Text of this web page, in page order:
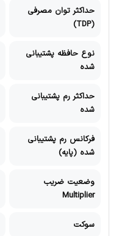
حداکثر توان مصرفی
(TDP)
نوع حافظه پشتیبانی
شده
حداکثر رم پشتیبانی
شده
فرکانس رم پشتیبانی
شده (پایه)
وضعیت ضریب
Multiplier
سوکت